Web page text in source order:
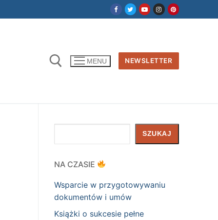
MENU NEWSLETTER
SZUKAJ
NA CZASIE
Wsparcie w przygotowywaniu
dokumentów i umów
Książki o sukcesie pełne